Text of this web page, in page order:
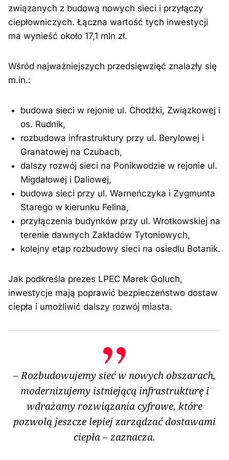
związanych z budową nowych sieci i przyłączy
ciepłowniczych. Łączna wartość tych inwestycji
ma wynieść około 17,1 mln zł.
Wśród najważniejszych przedsięwzięć znalazły się
m.in.:
budowa sieci w rejonie ul. Chodźki, Związkowej i
os. Rudnik,
rozbudowa infrastruktury przy ul. Berylowej i
Granatowej na Czubach,
dalszy rozwój sieci na Ponikwodzie w rejonie ul.
Migdałowej i Daliowej,
budowa sieci przy ul. Warneńczyka i Zygmunta
Starego w kierunku Felina,
przyłączenia budynków przy ul. Wrotkowskiej na
terenie dawnych Zakładów Tytoniowych,
kolejny etap rozbudowy sieci na osiedlu Botanik.
Jak podkreśla prezes LPEC Marek Goluch,
inwestycje mają poprawić bezpieczeństwo dostaw
ciepła i umożliwić dalszy rozwój miasta.
– Rozbudowujemy sieć w nowych obszarach,
modernizujemy istniejącą infrastrukturę i
wdrażamy rozwiązania cyfrowe, które
pozwolą jeszcze lepiej zarządzać dostawami
ciepła – zaznacza.